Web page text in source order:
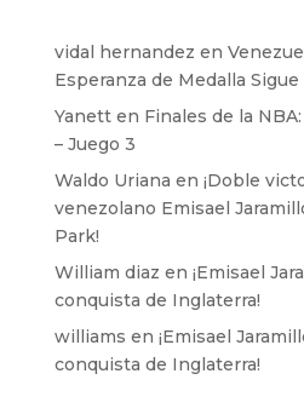
vidal hernandez en
Esperanza de Medalla Sigue
Yanetten Finales de la
– Juego 3
Waldo Uriana en ¡Doble
venezolano Emisael
Park!
William diaz en ¡Emisael
conquista de Inglaterra!
williams en ¡Emisael
conquista de Inglaterra!